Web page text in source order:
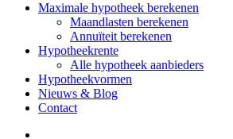
Maximale hypotheek berekenen
Maandlasten berekenen
Annuïteit berekenen
Hypotheekrente
Alle hypotheek aanbieders
Hypotheekvormen
Nieuws & Blog
Contact